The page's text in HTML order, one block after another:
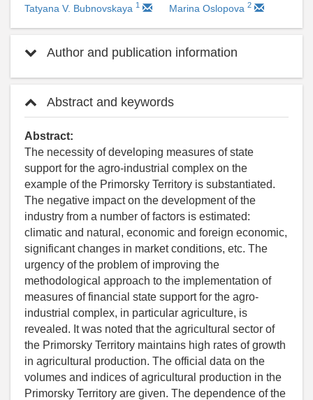
Tatyana V. Bubnovskaya 1 Marina Oslopova 2
Author and publication information
Abstract and keywords
Abstract:
The necessity of developing measures of state
support for the agro-industrial complex on the
example of the Primorsky Territory is substantiated.
The negative impact on the development of the
industry from a number of factors is estimated:
climatic and natural, economic and foreign economic,
significant changes in market conditions, etc. The
urgency of the problem of improving the
methodological approach to the implementation of
measures of financial state support for the agro-
industrial complex, in particular agriculture, is
revealed. It was noted that the agricultural sector of
the Primorsky Territory maintains high rates of growth
in agricultural production. The official data on the
volumes and indices of agricultural production in the
Primorsky Territory are given. The dependence of the